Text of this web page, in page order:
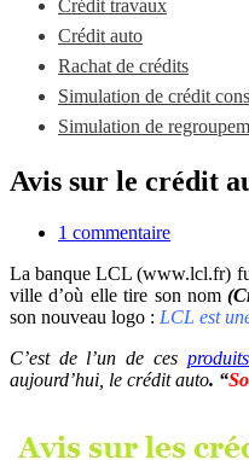
Crédit travaux
Crédit auto
Rachat de crédits
Simulation de crédit
Simulation de
Avis sur le crédit
1 commentaire
La banque LCL (www.lcl.fr)
ville d’où elle tire son nom
son nouveau logo : LCL est
C’est de l’un de ces
aujourd’hui, le crédit auto. “